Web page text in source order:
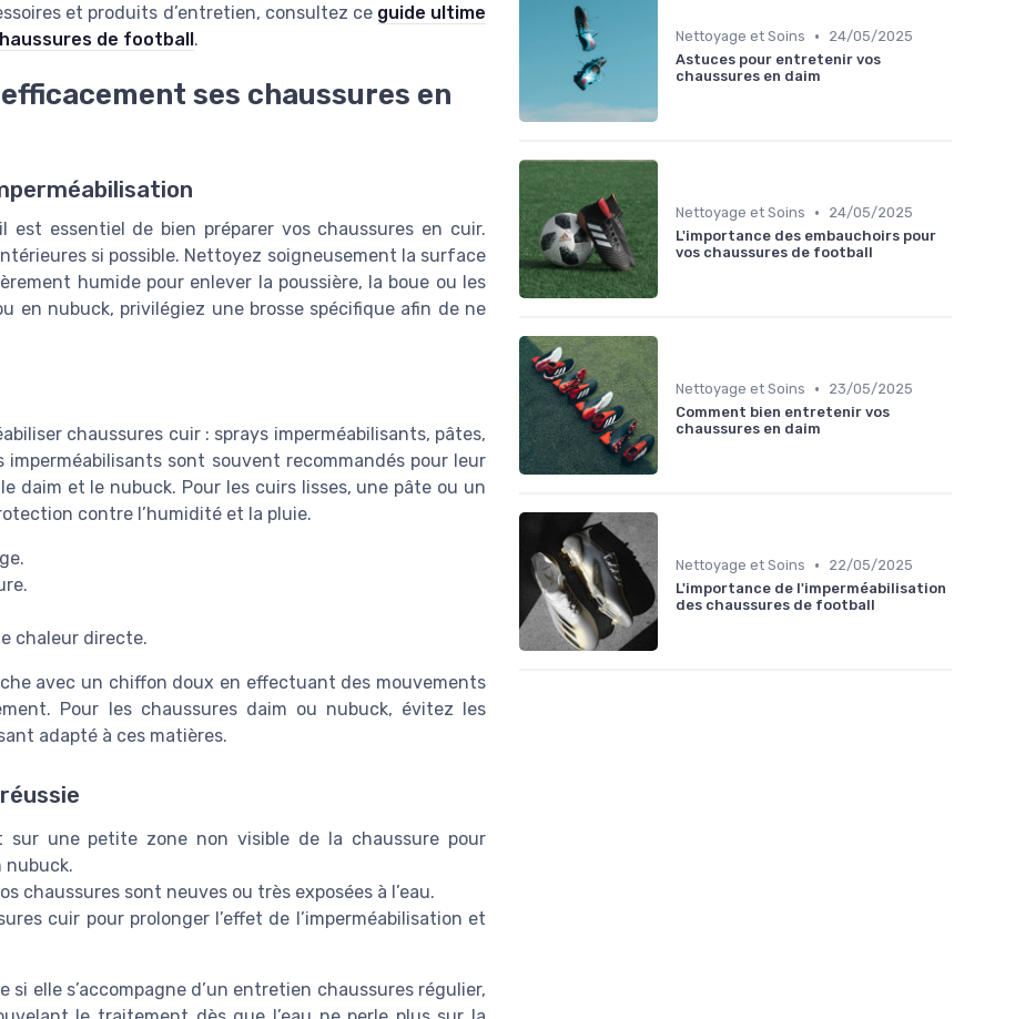
et produits d’entretien, consultez ce guide ultime
de football.
ses chaussures en
est essentiel de bien préparer vos chaussures en cuir.
si possible. Nettoyez soigneusement la surface
humide pour enlever la poussière, la boue ou les
en nubuck, privilégiez une brosse spécifique afin de ne
chaussures cuir : sprays imperméabilisants, pâtes,
imperméabilisants sont souvent recommandés pour leur
daim et le nubuck. Pour les cuirs lisses, une pâte ou un
contre l’humidité et la pluie.
chaleur directe.
avec un chiffon doux en effectuant des mouvements
Pour les chaussures daim ou nubuck, évitez les
adapté à ces matières.
sur une petite zone non visible de la chaussure pour
nubuck.
chaussures sont neuves ou très exposées à l’eau.
cuir pour prolonger l’effet de l’imperméabilisation et
si elle s’accompagne d’un entretien chaussures régulier,
Nettoyage et Soins •
24/05/2025
Astuces pour entretenir vos
chaussures en daim
Nettoyage et Soins •
24/05/2025
L'importance des embauchoirs pour
vos chaussures de football
Nettoyage et Soins •
23/05/2025
Comment bien entretenir vos
chaussures en daim
Nettoyage et Soins •
22/05/2025
L'importance de l'imperméabilisation
des chaussures de football